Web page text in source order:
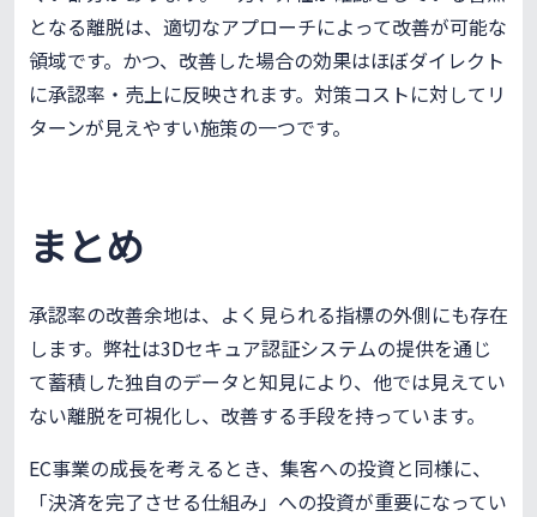
となる離脱は、適切なアプローチによって改善が可能な
領域です。かつ、改善した場合の効果はほぼダイレクト
に承認率・売上に反映されます。対策コストに対してリ
ターンが見えやすい施策の一つです。
まとめ
承認率の改善余地は、よく見られる指標の外側にも存在
します。弊社は3Dセキュア認証システムの提供を通じ
て蓄積した独自のデータと知見により、他では見えてい
ない離脱を可視化し、改善する手段を持っています。
EC事業の成長を考えるとき、集客への投資と同様に、
「決済を完了させる仕組み」への投資が重要になってい